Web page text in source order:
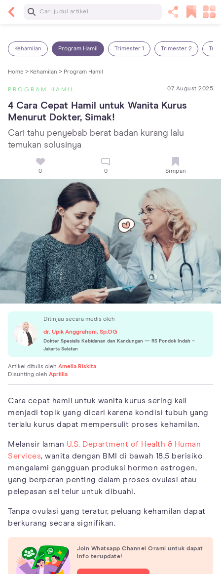
Baca Selanjutnya
Kehamilan Program Hamil Trimester 1 Trimester 2
Home > Kehamilan > Program Hamil
PROGRAM HAMIL 07 August 2025
4 Cara Cepat Hamil untuk Wanita Kurus
Menurut Dokter, Simak!
Cari tahu penyebab berat badan kurang lalu
temukan solusinya
0 0 Simpan
Ditinjau secara medis oleh
dr. Upik Anggraheni, Sp.OG
Dokter Spesialis Kebidanan dan Kandungan — RS Pondok Indah –
Jakarta Selatan
Artikel ditulis oleh Amelia Riskita
Disunting oleh Aprillia
Cara cepat hamil untuk wanita kurus sering kali
menjadi topik yang dicari karena kondisi tubuh yang
terlalu kurus dapat mempersulit proses kehamilan.
Melansir laman U.S. Department of Health & Human
Services, wanita dengan BMI di bawah 18,5 berisiko
mengalami gangguan produksi hormon estrogen,
yang berperan penting dalam proses ovulasi atau
pelepasan sel telur untuk dibuahi.
Tanpa ovulasi yang teratur, peluang kehamilan dapat
berkurang secara signifikan.
Join Whatsapp Channel Orami untuk dapat
info terupdate!